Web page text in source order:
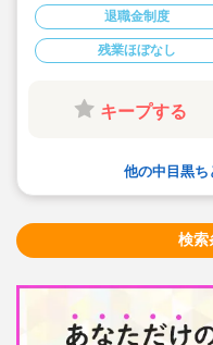
給255,880円）
◇安定した大手
◇有給休暇(初
リフレッシュ休
◇職員配置も
◇宿舎借り上げ
◇積立金・退職
事にした保育
◇家庭や地域に
て、明るく親し
退職金制度
残業ほぼなし
キープする
他の中目黒ち
検索